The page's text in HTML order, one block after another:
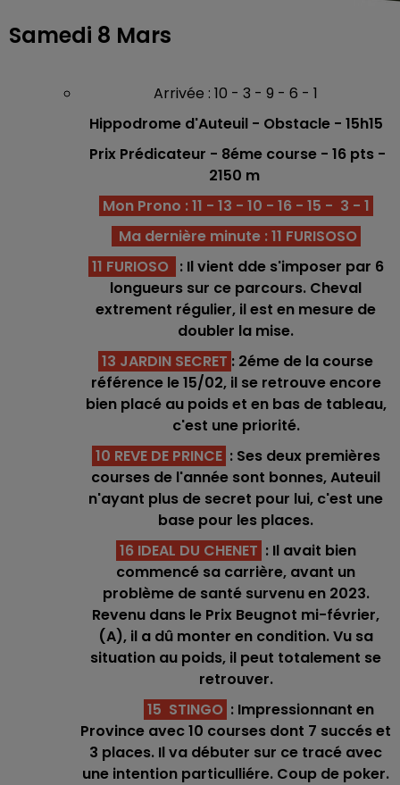
Samedi 8 Mars
Arrivée : 10 - 3 - 9 - 6 - 1
Hippodrome d'Auteuil - Obstacle - 15h15
Prix Prédicateur - 8éme course - 16 pts -
2150 m
Mon Prono : 11 - 13 - 10 - 16 - 15 - 3 - 1
Ma dernière minute : 11 FURISOSO
11 FURIOSO : Il vient dde s'imposer par 6
longueurs sur ce parcours. Cheval
extrement régulier, il est en mesure de
doubler la mise.
13 JARDIN SECRET : 2éme de la course
référence le 15/02, il se retrouve encore
bien placé au poids et en bas de tableau,
c'est une priorité.
10 REVE DE PRINCE : Ses deux premières
courses de l'année sont bonnes, Auteuil
n'ayant plus de secret pour lui, c'est une
base pour les places.
16 IDEAL DU CHENET : Il avait bien
commencé sa carrière, avant un
problème de santé survenu en 2023.
Revenu dans le Prix Beugnot mi-février,
(A), il a dû monter en condition. Vu sa
situation au poids, il peut totalement se
retrouver.
15 STINGO : Impressionnant en
Province avec 10 courses dont 7 succés et
3 places. Il va débuter sur ce tracé avec
une intention particulliére. Coup de poker.